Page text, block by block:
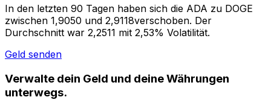
In den letzten 90 Tagen haben sich die ADA zu DOGE
zwischen 1,9050 und 2,9118verschoben. Der
Durchschnitt war 2,2511 mit 2,53% Volatilität.
Geld senden
Verwalte dein Geld und deine Währungen
unterwegs.